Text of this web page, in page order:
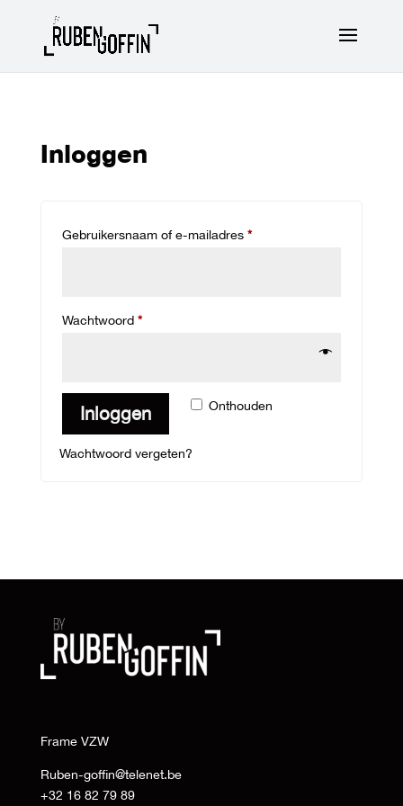
Inloggen
Gebruikersnaam of e-mailadres *Vereist
Wachtwoord *Vereist
Onthouden
Inloggen
Wachtwoord vergeten?
Frame VZW
Ruben-goffin@telenet.be
+32 16 82 79 89